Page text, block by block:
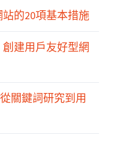
的20項基本措施
建用戶友好型網
關鍵詞研究到用